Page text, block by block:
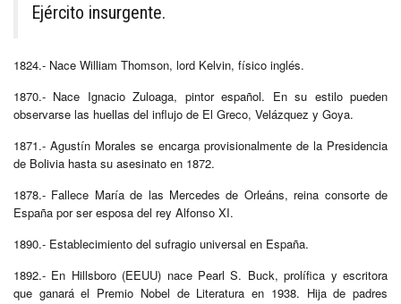
Ejército insurgente.
1824.- Nace William Thomson, lord Kelvin, físico inglés.
1870.- Nace Ignacio Zuloaga, pintor español. En su estilo pueden
observarse las huellas del influjo de El Greco, Velázquez y Goya.
1871.- Agustín Morales se encarga provisionalmente de la Presidencia
de Bolivia hasta su asesinato en 1872.
1878.- Fallece María de las Mercedes de Orleáns, reina consorte de
España por ser esposa del rey Alfonso XI.
1890.- Establecimiento del sufragio universal en España.
1892.- En Hillsboro (EEUU) nace Pearl S. Buck, prolífica y escritora
que ganará el Premio Nobel de Literatura en 1938. Hija de padres